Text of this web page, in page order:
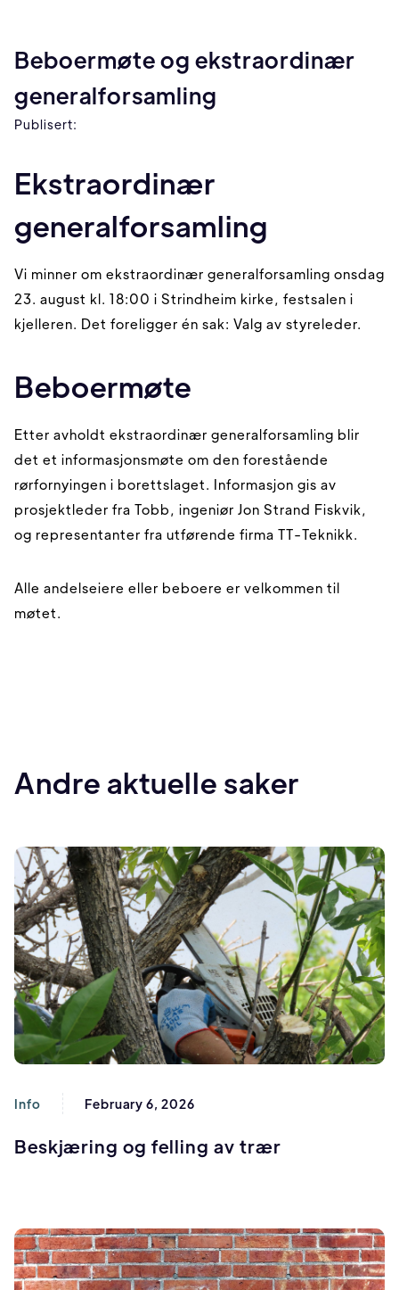
Beboermøte og ekstraordinær
generalforsamling
Publisert:
Ekstraordinær
generalforsamling
Vi minner om ekstraordinær generalforsamling onsdag
23. august kl. 18:00 i Strindheim kirke, festsalen i
kjelleren. Det foreligger én sak: Valg av styreleder.
Beboermøte
Etter avholdt ekstraordinær generalforsamling blir
det et informasjonsmøte om den forestående
rørfornyingen i borettslaget. Informasjon gis av
prosjektleder fra Tobb, ingeniør Jon Strand Fiskvik,
og representanter fra utførende firma TT-Teknikk.
Alle andelseiere eller beboere er velkommen til
møtet.
Andre aktuelle saker
Info February 6, 2026
Beskjæring og felling av trær